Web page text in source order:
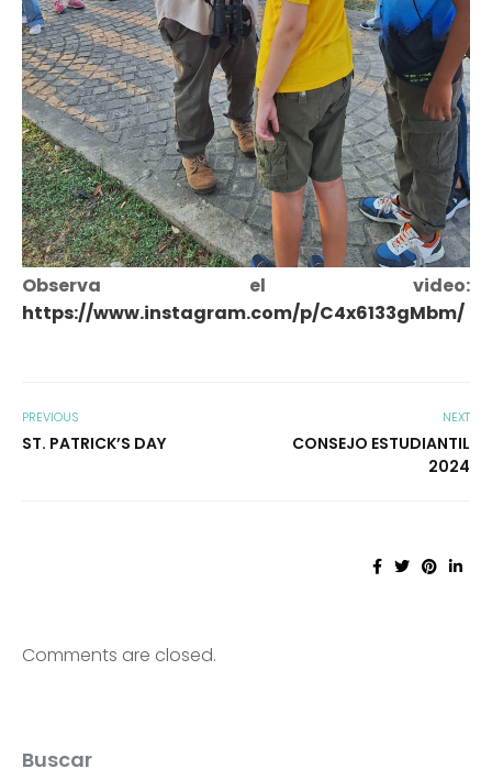
Observa el video:
https://www.instagram.com/p/C4x6133gMbm/
PREVIOUS
ST. PATRICK’S DAY
NEXT
CONSEJO ESTUDIANTIL
2024
Comments are closed.
Buscar